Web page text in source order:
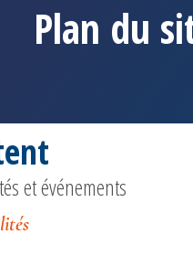
Plan du
et événements